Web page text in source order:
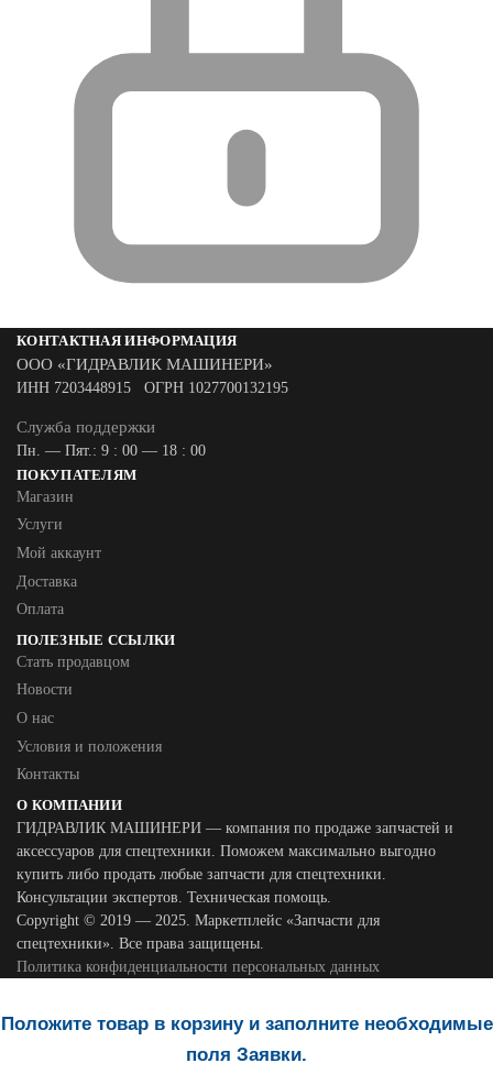
КОНТАКТНАЯ ИНФОРМАЦИЯ
ООО «ГИДРАВЛИК МАШИНЕРИ»
ИНН 7203448915 ОГРН 1027700132195
Служба поддержки
Пн. — Пят.: 9 : 00 — 18 : 00
ПОКУПАТЕЛЯМ
Магазин
Услуги
Мой аккаунт
Доставка
Оплата
ПОЛЕЗНЫЕ ССЫЛКИ
Стать продавцом
Новости
О нас
Условия и положения
Контакты
О КОМПАНИИ
ГИДРАВЛИК МАШИНЕРИ — компания по продаже запчастей и
аксессуаров для спецтехники. Поможем максимально выгодно
купить либо продать любые запчасти для спецтехники.
Консультации экспертов. Техническая помощь.
Copyright © 2019 — 2025. Маркетплейс «Запчасти для
спецтехники». Все права защищены.
Политика конфиденциальности персональных данных
Положите товар в корзину и заполните необходимые
поля Заявки.